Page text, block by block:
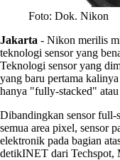
Foto: Dok. Nikon
Jakarta - Nikon merilis
teknologi sensor yang
Teknologi sensor yang
yang baru pertama
hanya "fully-stacked"
Dibandingkan sensor full-
semua area pixel, sensor
elektronik pada bagian
detikINET dari Techspot,